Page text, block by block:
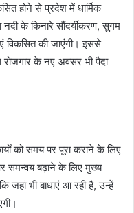
होने से प्रदेश में धार्मिक
के किनारे सौंदर्यीकरण, सुगम
विकसित की जाएंगी। इससे
रोजगार के नए अवसर भी पैदा
को समय पर पूरा कराने के लिए
समन्वय बढ़ाने के लिए मुख्य
जहां भी बाधाएं आ रही हैं, उन्हें